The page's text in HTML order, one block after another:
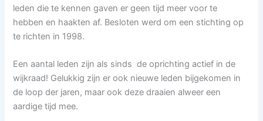
leden die te kennen gaven er geen tijd meer voor te
hebben en haakten af. Besloten werd om een stichting op
te richten in 1998.
Een aantal leden zijn als sinds de oprichting actief in de
wijkraad! Gelukkig zijn er ook nieuwe leden bijgekomen in
de loop der jaren, maar ook deze draaien alweer een
aardige tijd mee.